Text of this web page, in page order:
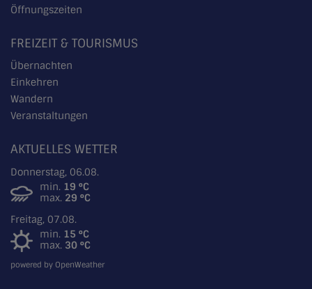
Öffnungszeiten
FREIZEIT & TOURISMUS
Übernachten
Einkehren
Wandern
Veranstaltungen
AKTUELLES WETTER
Donnerstag, 06.08.
min. 19 °C
max. 29 °C
Freitag, 07.08.
min. 15 °C
max. 30 °C
powered by OpenWeather